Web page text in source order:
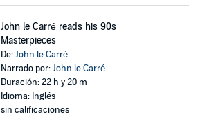
John le Carré reads his 90s
Masterpieces
De:John le Carré
Narrado por:John le Carré
Duración: 22 h y 20 m
Idioma: Inglés
sin calificaciones